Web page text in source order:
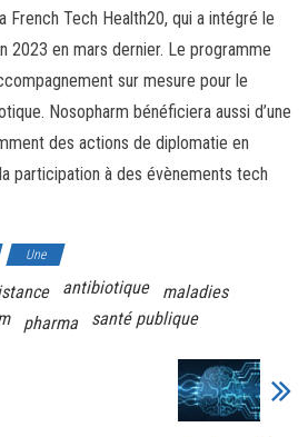
French Tech Health20, qui a intégré le
2023 en mars dernier. Le programme
sur mesure pour le
Nosopharm bénéficiera aussi d’une
des actions de diplomatie en
participation à des évènements tech
Une
antibiotique
maladies
pharma santé publique